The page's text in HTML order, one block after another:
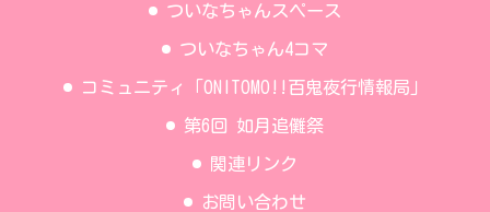
ついなちゃんスペース
ついなちゃん4コマ
コミュニティ「ONITOMO!!百鬼夜行情報局」
第6回 如月追儺祭
関連リンク
お問い合わせ